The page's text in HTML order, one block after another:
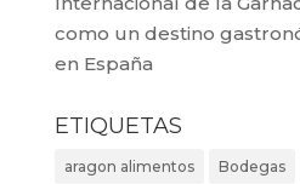
como un destino
en España
ETIQUETAS
aragon alimentos Bodegas